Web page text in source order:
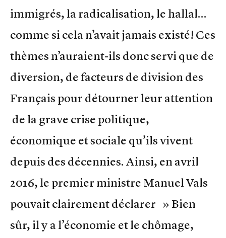
immigrés, la radicalisation, le hallal…
comme si cela n’avait jamais existé! Ces
thèmes n’auraient-ils donc servi que de
diversion, de facteurs de division des
Français pour détourner leur attention
de la grave crise politique,
économique et sociale qu’ils vivent
depuis des décennies. Ainsi, en avril
2016, le premier ministre Manuel Vals
pouvait clairement déclarer » Bien
sûr, il y a l’économie et le chômage,